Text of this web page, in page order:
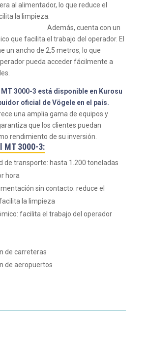
al alimentador, lo que reduce el
y facilita la limpieza.
cuenta con un
que facilita el trabajo del operador. El
un ancho de 2,5 metros, lo que
pueda acceder fácilmente a
MT 3000-3 está disponible en Kurosu
oficial de Vögele en el país.
una amplia gama de equipos y
que los clientes puedan
rendimiento de su inversión.
MT 3000-3:
de transporte: hasta 1.200 toneladas
hora
sin contacto: reduce el
la limpieza
facilita el trabajo del operador
de carreteras
de aeropuertos